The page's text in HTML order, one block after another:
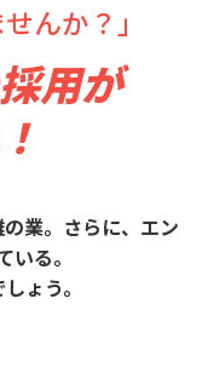
んか？」
用が
業。さらに、エン
る。
ょう。